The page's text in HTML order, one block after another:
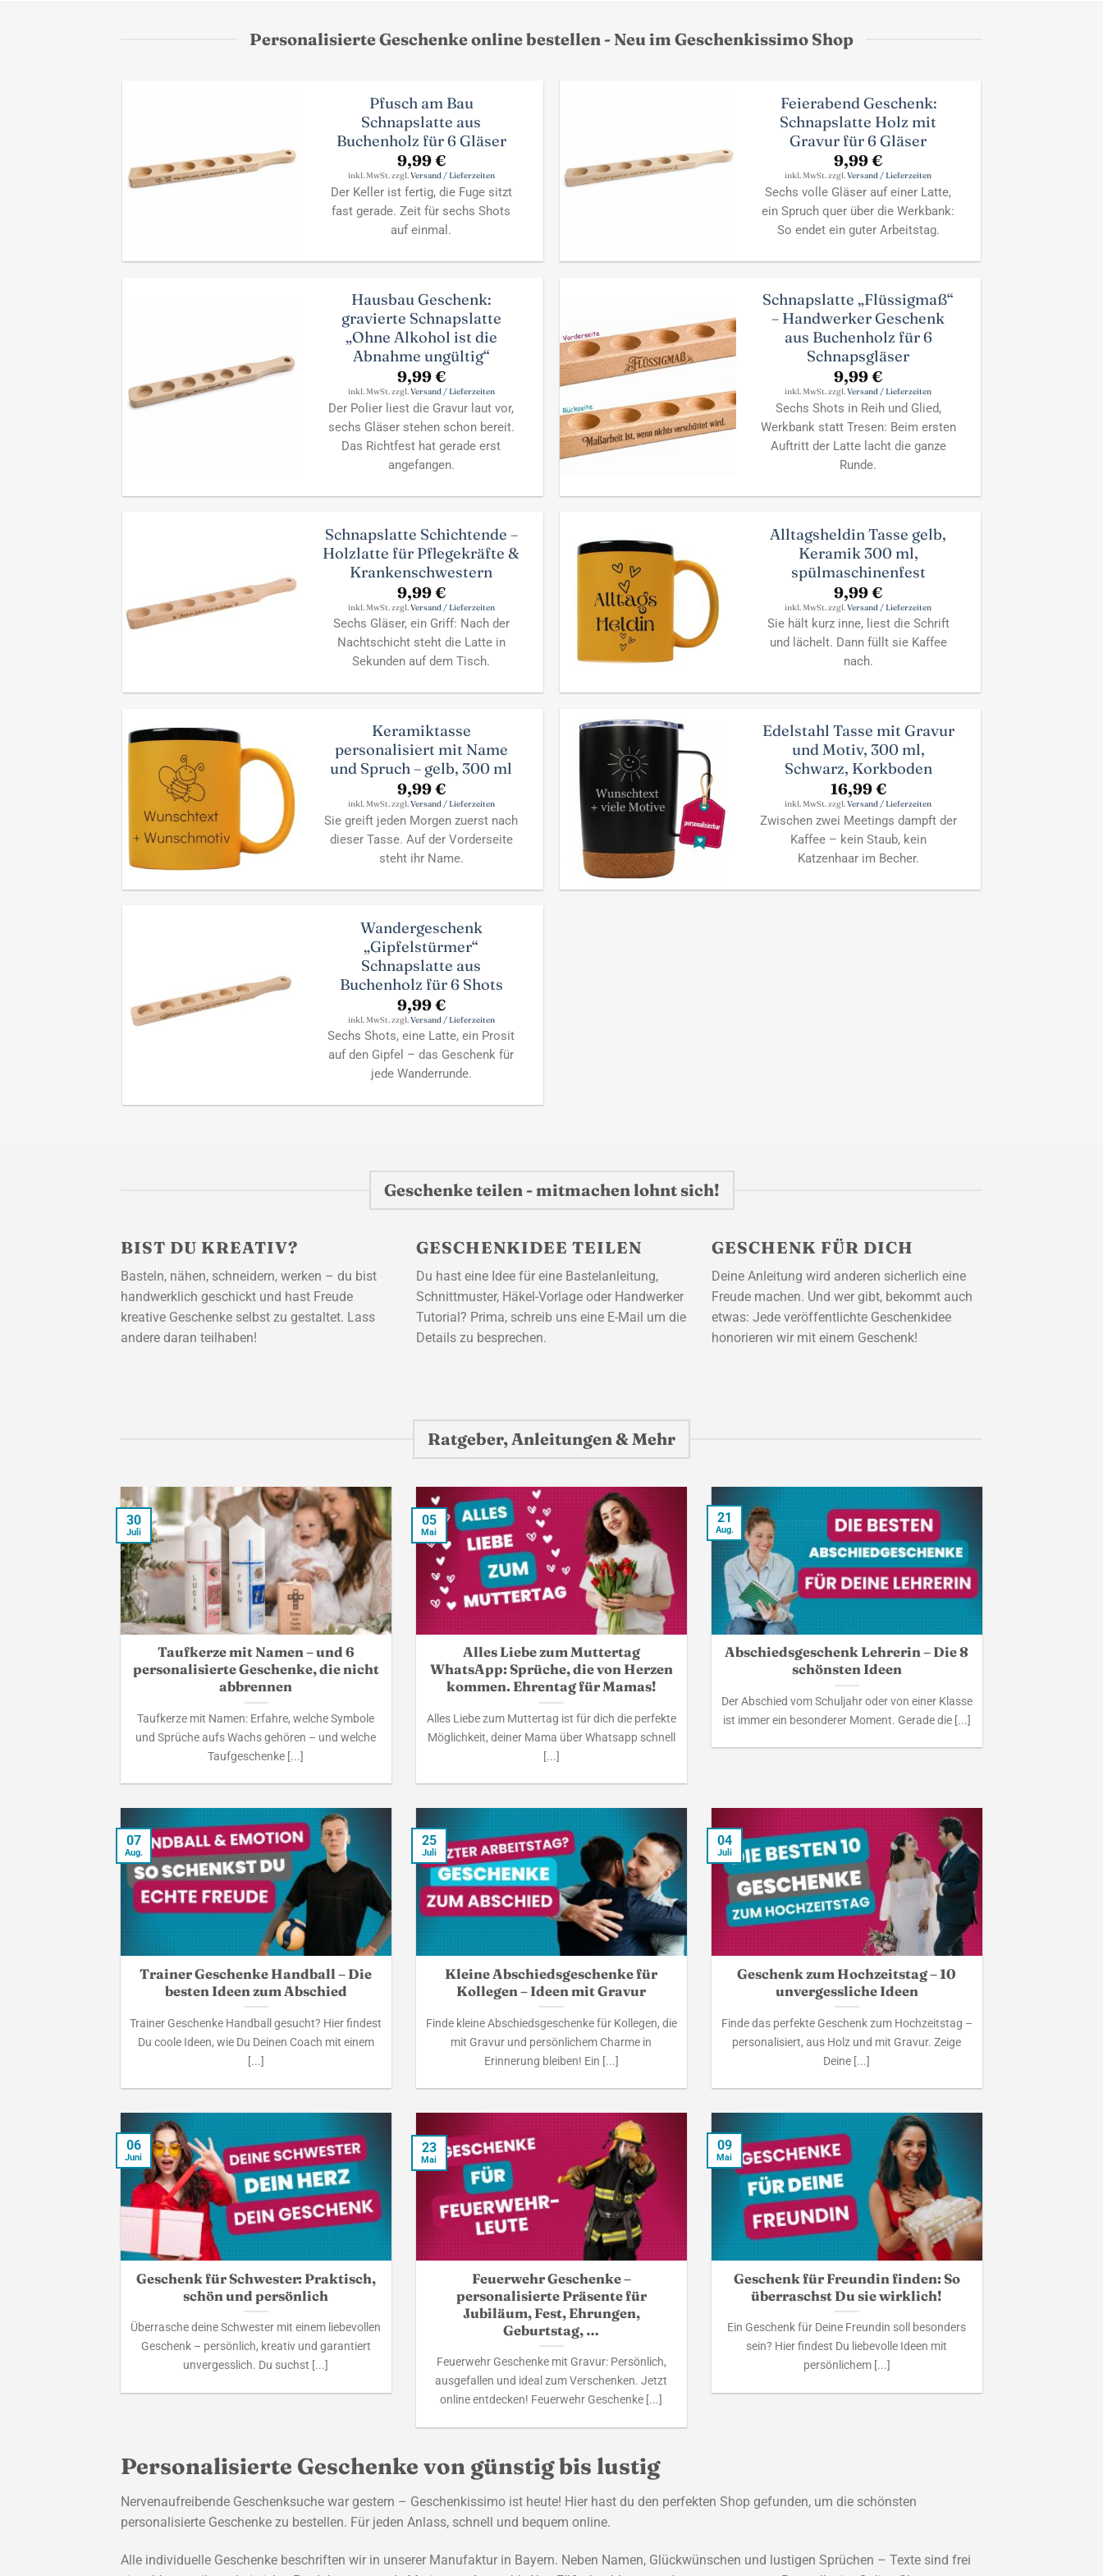
Personalisierte Geschenke online bestellen - Neu im Geschenkissimo Shop
Pfusch am Bau
Schnapslatte aus
Buchenholz für 6 Gläser
9,99€
inkl. MwSt. zzgl.Versand / Lieferzeiten
Der Keller ist fertig, die Fuge sitzt
fast gerade. Zeit für sechs Shots
auf einmal.
Feierabend Geschenk:
Schnapslatte Holz mit
Gravur für 6 Gläser
9,99€
inkl. MwSt. zzgl.Versand / Lieferzeiten
Sechs volle Gläser auf einer Latte,
ein Spruch quer über die Werkbank:
So endet ein guter Arbeitstag.
Hausbau Geschenk:
gravierte Schnapslatte
„Ohne Alkohol ist die
Abnahme ungültig“
9,99€
inkl. MwSt. zzgl.Versand / Lieferzeiten
Der Polier liest die Gravur laut vor,
sechs Gläser stehen schon bereit.
Das Richtfest hat gerade erst
angefangen.
Schnapslatte „Flüssigmaß“
– Handwerker Geschenk
aus Buchenholz für 6
Schnapsgläser
9,99€
inkl. MwSt. zzgl.Versand / Lieferzeiten
Sechs Shots in Reih und Glied,
Werkbank statt Tresen: Beim ersten
Auftritt der Latte lacht die ganze
Runde.
Schnapslatte Schichtende –
Holzlatte für Pflegekräfte &
Krankenschwestern
9,99€
inkl. MwSt. zzgl.Versand / Lieferzeiten
Sechs Gläser, ein Griff: Nach der
Nachtschicht steht die Latte in
Sekunden auf dem Tisch.
Alltagsheldin Tasse gelb,
Keramik 300 ml,
spülmaschinenfest
9,99€
inkl. MwSt. zzgl.Versand / Lieferzeiten
Sie hält kurz inne, liest die Schrift
und lächelt. Dann füllt sie Kaffee
nach.
Keramiktasse
personalisiert mit Name
und Spruch – gelb, 300 ml
9,99€
inkl. MwSt. zzgl.Versand / Lieferzeiten
Sie greift jeden Morgen zuerst nach
dieser Tasse. Auf der Vorderseite
steht ihr Name.
Edelstahl Tasse mit Gravur
und Motiv, 300 ml,
Schwarz, Korkboden
16,99€
inkl. MwSt. zzgl.Versand / Lieferzeiten
Zwischen zwei Meetings dampft der
Kaffee – kein Staub, kein
Katzenhaar im Becher.
Wandergeschenk
„Gipfelstürmer“
Schnapslatte aus
Buchenholz für 6 Shots
9,99€
inkl. MwSt. zzgl.Versand / Lieferzeiten
Sechs Shots, eine Latte, ein Prosit
auf den Gipfel – das Geschenk für
jede Wanderrunde.
Geschenke teilen - mitmachen lohnt sich!
BIST DU KREATIV?
Basteln, nähen, schneidern, werken – du bist
handwerklich geschickt und hast Freude
kreative Geschenke selbst zu gestaltet. Lass
andere daran teilhaben!
GESCHENKIDEE TEILEN
Du hast eine Idee für eine Bastelanleitung,
Schnittmuster, Häkel-Vorlage oder Handwerker
Tutorial? Prima, schreib uns eine E-Mail um die
Details zu besprechen.
GESCHENK FÜR DICH
Deine Anleitung wird anderen sicherlich eine
Freude machen. Und wer gibt, bekommt auch
etwas: Jede veröffentlichte Geschenkidee
honorieren wir mit einem Geschenk!
Ratgeber, Anleitungen & Mehr
Taufkerze mit Namen – und 6
personalisierte Geschenke, die nicht
abbrennen
Taufkerze mit Namen: Erfahre, welche Symbole
und Sprüche aufs Wachs gehören – und welche
Taufgeschenke [...]
30
Juli
Alles Liebe zum Muttertag
WhatsApp: Sprüche, die von Herzen
kommen. Ehrentag für Mamas!
Alles Liebe zum Muttertag ist für dich die perfekte
Möglichkeit, deiner Mama über Whatsapp schnell
[...]
05
Mai
Abschiedsgeschenk Lehrerin – Die 8
schönsten Ideen
Der Abschied vom Schuljahr oder von einer Klasse
ist immer ein besonderer Moment. Gerade die [...]
21
Aug.
Trainer Geschenke Handball – Die
besten Ideen zum Abschied
Trainer Geschenke Handball gesucht? Hier findest
Du coole Ideen, wie Du Deinen Coach mit einem
[...]
07
Aug.
Kleine Abschiedsgeschenke für
Kollegen – Ideen mit Gravur
Finde kleine Abschiedsgeschenke für Kollegen, die
mit Gravur und persönlichem Charme in
Erinnerung bleiben! Ein [...]
25
Juli
Geschenk zum Hochzeitstag – 10
unvergessliche Ideen
Finde das perfekte Geschenk zum Hochzeitstag –
personalisiert, aus Holz und mit Gravur. Zeige
Deine [...]
04
Juli
Geschenk für Schwester: Praktisch,
schön und persönlich
Überrasche deine Schwester mit einem liebevollen
Geschenk – persönlich, kreativ und garantiert
unvergesslich. Du suchst [...]
06
Juni
Feuerwehr Geschenke –
personalisierte Präsente für
Jubiläum, Fest, Ehrungen,
Geburtstag, …
Feuerwehr Geschenke mit Gravur: Persönlich,
ausgefallen und ideal zum Verschenken. Jetzt
online entdecken! Feuerwehr Geschenke [...]
23
Mai
Geschenk für Freundin finden: So
überraschst Du sie wirklich!
Ein Geschenk für Deine Freundin soll besonders
sein? Hier findest Du liebevolle Ideen mit
persönlichem [...]
09
Mai
Personalisierte Geschenke von günstig bis lustig
Nervenaufreibende Geschenksuche war gestern – Geschenkissimo ist heute! Hier hast du den perfekten Shop gefunden, um die schönsten
personalisierte Geschenke zu bestellen. Für jeden Anlass, schnell und bequem online.
Alle individuelle Geschenke beschriften wir in unserer Manufaktur in Bayern. Neben Namen, Glückwünschen und lustigen Sprüchen – Texte sind frei